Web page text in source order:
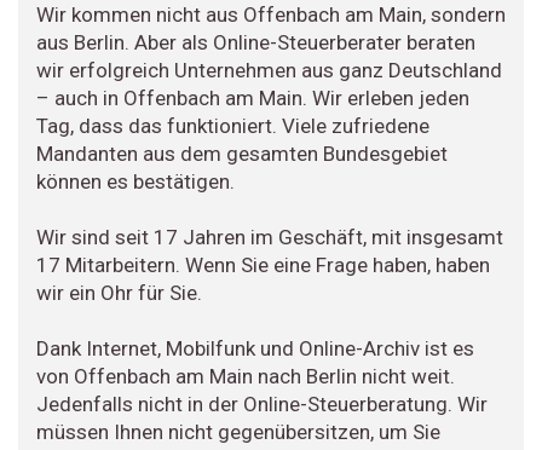
Wir kommen nicht aus Offenbach am Main, sondern
aus Berlin. Aber als Online-Steuerberater beraten
wir erfolgreich Unternehmen aus ganz Deutschland
– auch in Offenbach am Main. Wir erleben jeden
Tag, dass das funktioniert. Viele zufriedene
Mandanten aus dem gesamten Bundesgebiet
können es bestätigen.
Wir sind seit 17 Jahren im Geschäft, mit insgesamt
17 Mitarbeitern. Wenn Sie eine Frage haben, haben
wir ein Ohr für Sie.
Dank Internet, Mobilfunk und Online-Archiv ist es
von Offenbach am Main nach Berlin nicht weit.
Jedenfalls nicht in der Online-Steuerberatung. Wir
müssen Ihnen nicht gegenübersitzen, um Sie